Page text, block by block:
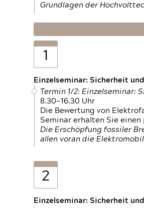
Grundlagen der
1
Einzelseminar: Sicherheit
Termin 1/2: Einzelseminar:
8.30—16.30 Uhr
Die Bewertung von
Seminar erhalten Sie
Die Erschöpfung fossiler
allen voran die
2
Einzelseminar: Sicherheit